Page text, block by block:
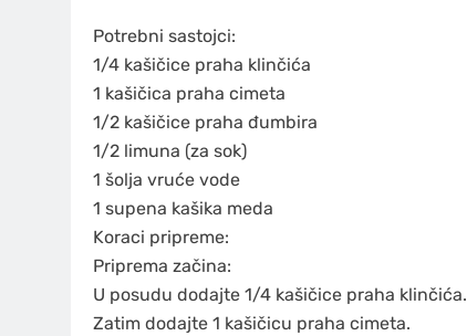
Potrebni sastojci:
1/4 kašičice praha klinčića
1 kašičica praha cimeta
1/2 kašičice praha đumbira
1/2 limuna (za sok)
1 šolja vruće vode
1 supena kašika meda
Koraci pripreme:
Priprema začina:
U posudu dodajte 1/4 kašičice praha klinčića.
Zatim dodajte 1 kašičicu praha cimeta.